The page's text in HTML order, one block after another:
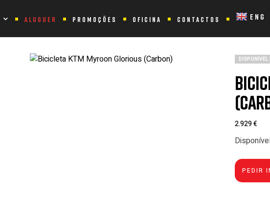
ALUGUER PROMOÇÕES OFICINA CONTACTOS ENG
DISPONÍVEL
2.929€